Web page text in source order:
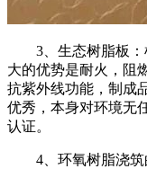
3、生态树脂板：
大的优势是耐火，阻
抗紫外线功能，制成
优秀，本身对环境无
认证。
4、环氧树脂浇筑